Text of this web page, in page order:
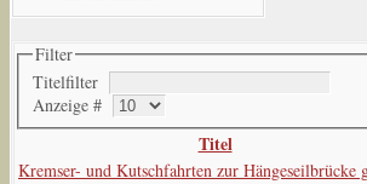
Filter
Titelfilter
Anzeige #
Titel
Kremser- und Kutschfahrten zur Hängeseilbrücke